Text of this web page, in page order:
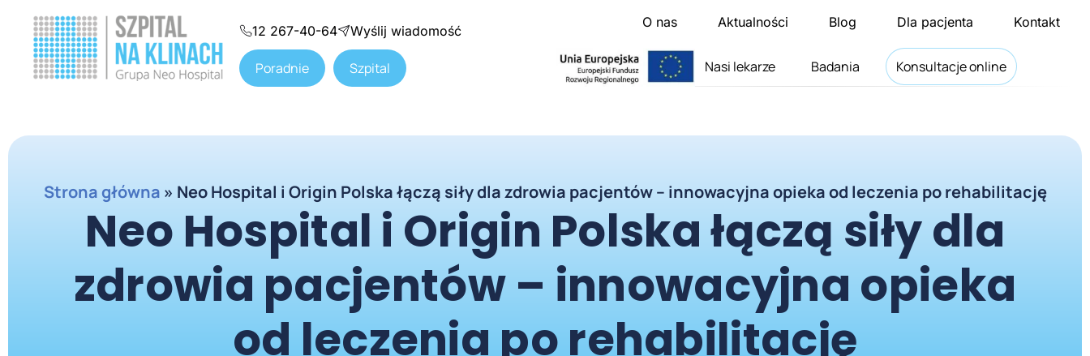
12 267-40-64 Wyślij wiadomość
Poradnie Szpital
O nas Aktualności Blog Dla pacjenta Kontakt
Nasi lekarze Badania Konsultacje online
Strona główna » Neo Hospital i Origin Polska łączą siły dla zdrowia pacjentów – innowacyjna opieka od leczenia po rehabilitację
Neo Hospital i Origin Polska łączą siły dla
zdrowia pacjentów – innowacyjna opieka
od leczenia po rehabilitację